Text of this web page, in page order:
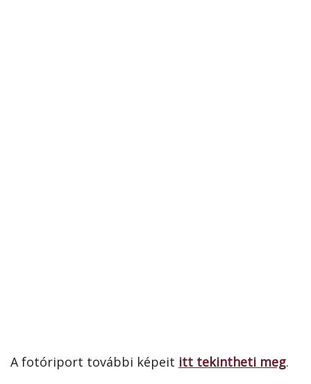
A fotóriport további képeit itt tekintheti meg.